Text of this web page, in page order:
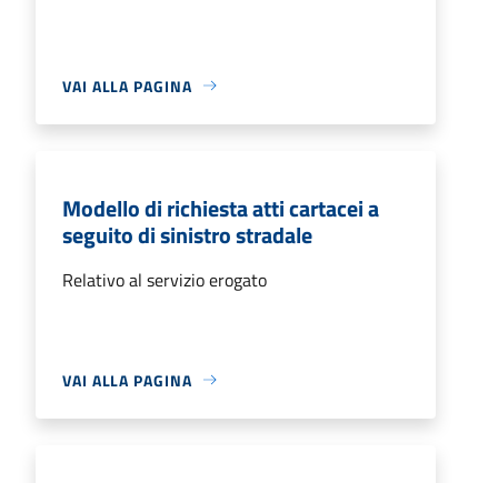
VAI ALLA PAGINA
Modello di richiesta atti cartacei a
seguito di sinistro stradale
Relativo al servizio erogato
VAI ALLA PAGINA